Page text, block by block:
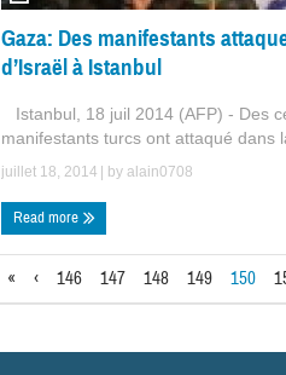
Gaza: Des manifestants
d’Israël à Istanbul
Istanbul, 18 juil 2014 (AFP) - Des
manifestants turcs ont attaqué dans
juillet 18, 2014 | by alain0708
Read more
« ‹ 146 147 148 149 150